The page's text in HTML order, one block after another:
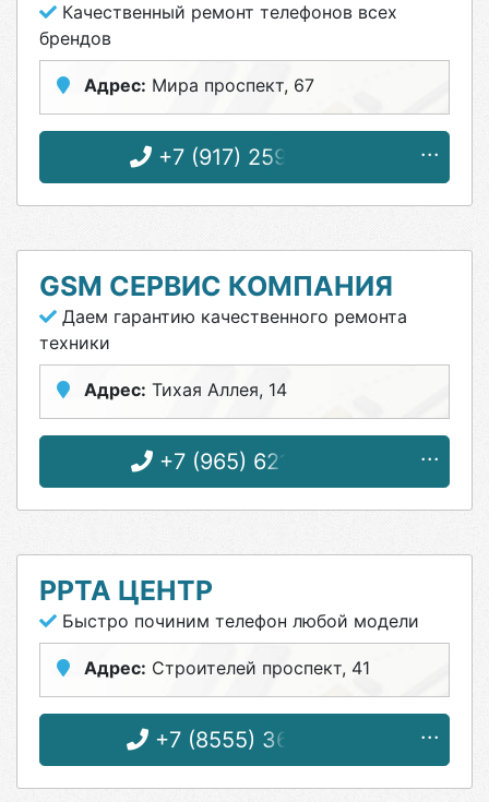
Качественный ремонт телефонов всех
брендов
Адрес: Мира проспект, 67
+7 (917) 259-10-00
GSM СЕРВИС КОМПАНИЯ
Даем гарантию качественного ремонта
техники
Адрес: Тихая Аллея, 14
+7 (965) 621-66-10
РРТА ЦЕНТР
Быстро починим телефон любой модели
Адрес: Строителей проспект, 41
+7 (8555) 36-85-84